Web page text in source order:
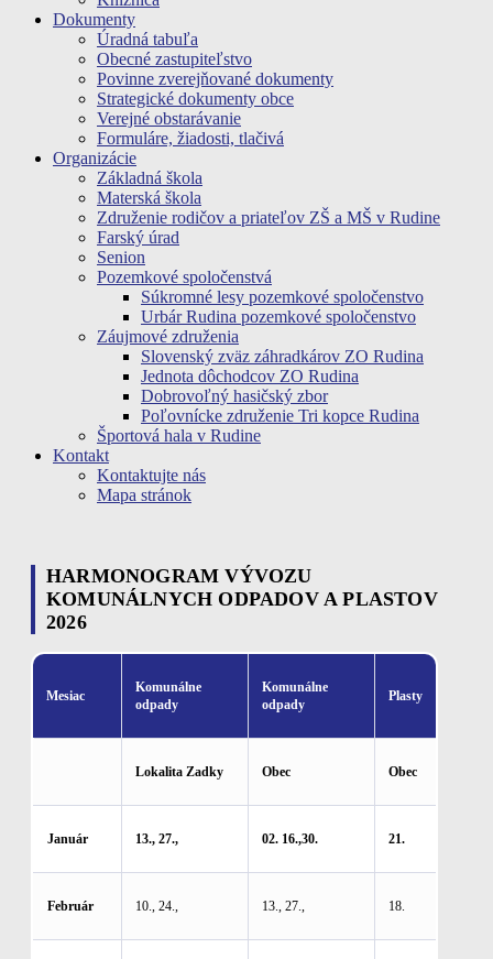
Dokumenty
Úradná tabuľa
Obecné zastupiteľstvo
Povinne zverejňované dokumenty
Strategické dokumenty obce
Verejné obstarávanie
Formuláre, žiadosti, tlačivá
Organizácie
Základná škola
Materská škola
Združenie rodičov a priateľov ZŠ a MŠ v Rudine
Farský úrad
Senion
Pozemkové spoločenstvá
Súkromné lesy pozemkové spoločenstvo
Urbár Rudina pozemkové spoločenstvo
Záujmové združenia
Slovenský zväz záhradkárov ZO Rudina
Jednota dôchodcov ZO Rudina
Dobrovoľný hasičský zbor
Poľovnícke združenie Tri kopce Rudina
Športová hala v Rudine
Kontakt
Kontaktujte nás
Mapa stránok
HARMONOGRAM VÝVOZU
KOMUNÁLNYCH ODPADOV A PLASTOV
2026
Mesiac
Komunálne
odpady
Komunálne
odpady
Plasty
Lokalita Zadky Obec Obec
Január 13., 27., 02. 16.,30. 21.
Február 10., 24., 13., 27., 18.